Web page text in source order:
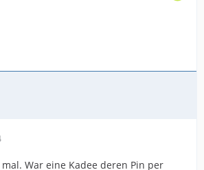
War eine Kadee deren Pin per